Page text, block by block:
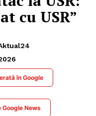
cu USR”
în Google
Google News